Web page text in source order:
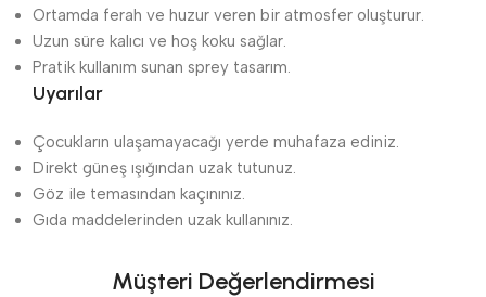
Ortamda ferah ve huzur veren bir atmosfer oluşturur.
Uzun süre kalıcı ve hoş koku sağlar.
Pratik kullanım sunan sprey tasarım.
Uyarılar
Çocukların ulaşamayacağı yerde muhafaza ediniz.
Direkt güneş ışığından uzak tutunuz.
Göz ile temasından kaçınınız.
Gıda maddelerinden uzak kullanınız.
Müşteri Değerlendirmesi